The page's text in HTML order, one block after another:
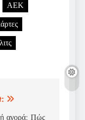
ΑΕΚ
αγορά: Πώς